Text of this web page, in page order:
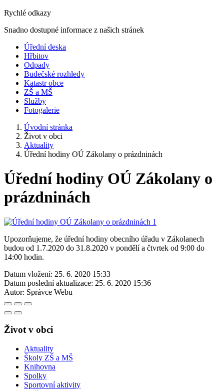
Rychlé odkazy
Snadno dostupné informace z našich stránek
Úřední deska
Hřbitov
Odpady
Budečské rozhledy
Katastr obce
ZŠ a MŠ
Služby
Fotogalerie
Úvodní stránka
Život v obci
Aktuality
Úřední hodiny OÚ Zákolany o prázdninách
Úřední hodiny OÚ Zákolany o
prázdninách
Upozorňujeme, že úřední hodiny obecního úřadu v Zákolanech
budou od 1.7.2020 do 31.8.2020 v pondělí a čtvrtek od 9:00 do
14:00 hodin.
Datum vložení: 25. 6. 2020 15:33
Datum poslední aktualizace: 25. 6. 2020 15:36
Autor: Správce Webu
Život v obci
Aktuality
Školy ZŠ a MŠ
Knihovna
Spolky
Sportovní aktivity